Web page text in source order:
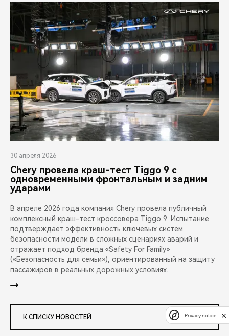
30 апреля 2026
Chery провела краш-тест Tiggo 9 с
одновременными фронтальным и задним
ударами
В апреле 2026 года компания Chery провела публичный
комплексный краш-тест кроссовера Tiggo 9. Испытание
подтверждает эффективность ключевых систем
безопасности модели в сложных сценариях аварий и
отражает подход бренда «Safety For Family»
(«Безопасность для семьи»), ориентированный на защиту
пассажиров в реальных дорожных условиях.
К СПИСКУ НОВОСТЕЙ Privacy notice